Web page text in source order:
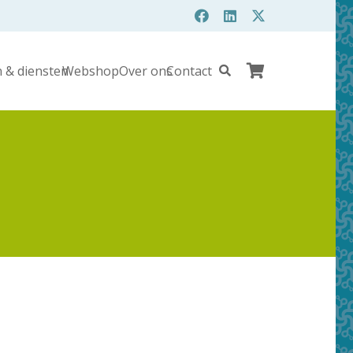
& dienstenWebshopOver onsContact